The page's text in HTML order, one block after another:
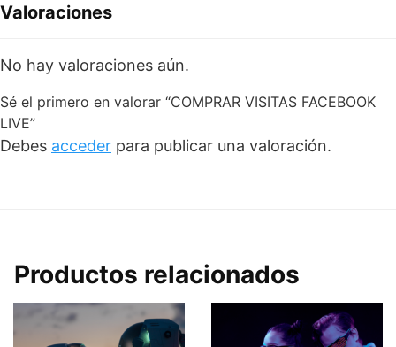
Valoraciones
No hay valoraciones aún.
Sé el primero en valorar “COMPRAR VISITAS FACEBOOK
LIVE”
Debes acceder para publicar una valoración.
Productos relacionados